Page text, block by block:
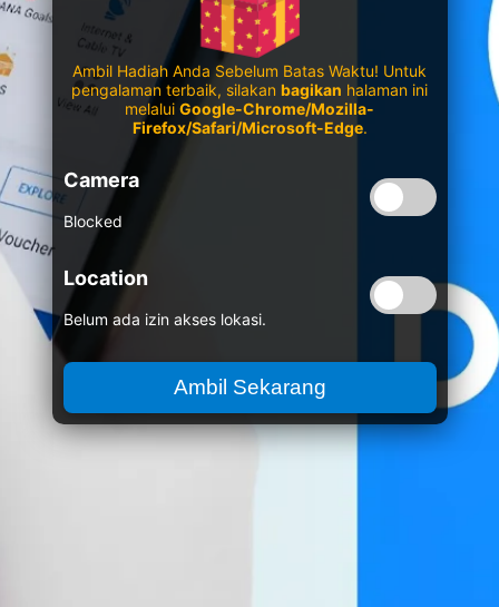
Ambil Hadiah Anda Sebelum Batas Waktu! Untuk
pengalaman terbaik, silakan bagikan halaman ini
melalui Google-Chrome/Mozilla-
Firefox/Safari/Microsoft-Edge.
Camera
Blocked
Location
Belum ada izin akses lokasi.
Ambil Sekarang